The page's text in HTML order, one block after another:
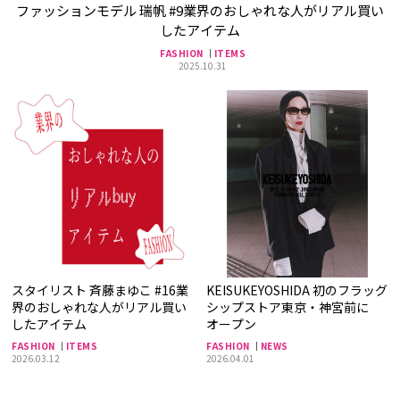
ファッションモデル 瑞帆 #9業界のおしゃれな人がリアル買い
したアイテム
FASHION
ITEMS
2025.10.31
スタイリスト 斉藤まゆこ #16業
界のおしゃれな人がリアル買い
したアイテム
FASHION
ITEMS
2026.03.12
KEISUKEYOSHIDA 初のフラッグ
シップストア東京・神宮前に
オープン
FASHION
NEWS
2026.04.01